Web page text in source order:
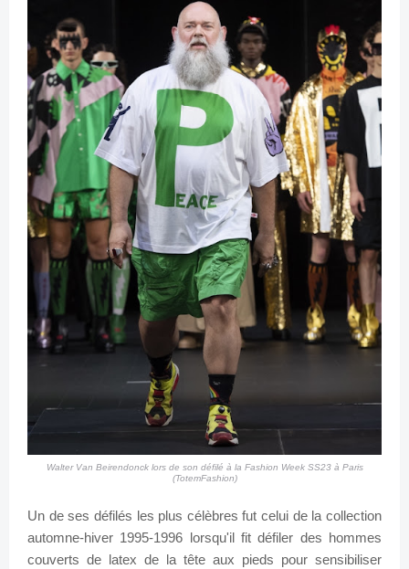
Walter Van Beirendonck lors de son défilé à la Fashion Week SS23 à Paris
(TotemFashion)
Un de ses défilés les plus célèbres fut celui de la collection
automne-hiver 1995-1996 lorsqu'il fit défiler des hommes
couverts de latex de la tête aux pieds pour sensibiliser